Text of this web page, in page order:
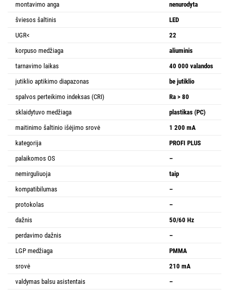
montavimo anga
nenurodyta
šviesos šaltinis
LED
UGR<
22
korpuso medžiaga
aliuminis
tarnavimo laikas
40 000 valandos
jutiklio aptikimo diapazonas
be jutiklio
spalvos perteikimo indeksas (CRI)
Ra > 80
sklaidytuvo medžiaga
plastikas (PC)
maitinimo šaltinio išėjimo srovė
1 200 mA
kategorija
PROFI PLUS
palaikomos OS
–
nemirguliuoja
taip
kompatibilumas
–
protokolas
–
dažnis
50/60 Hz
perdavimo dažnis
–
LGP medžiaga
PMMA
srovė
210 mA
valdymas balsu asistentais
–